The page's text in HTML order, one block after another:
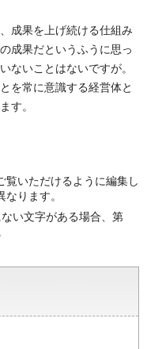
成果を上げ続ける仕組み
成果だというふうに思っ
ないことはないですが。
を常に意識する経営体と
す。
覧いただけるように編集し
ります。
い文字がある場合、第